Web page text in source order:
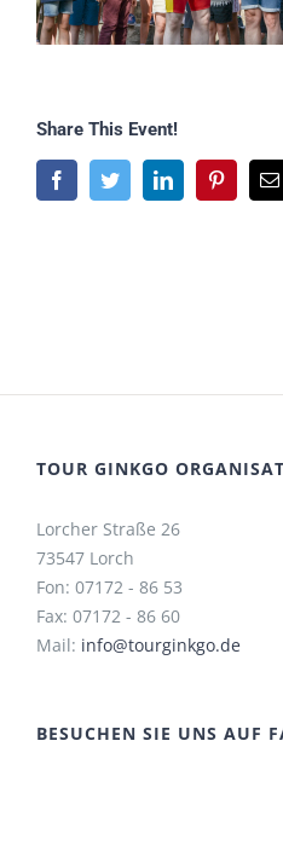
Share This Event!
FacebookTwitterLinkedInPinterest
TOUR GINKGO
Lorcher Straße 26
73547 Lorch
Fon: 07172 - 86 53
Fax: 07172 - 86 60
Mail: info@tourginkgo.de
BESUCHEN SIE UNS AUF